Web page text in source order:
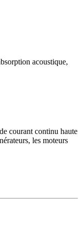
acoustique,
courant continu haute
les moteurs